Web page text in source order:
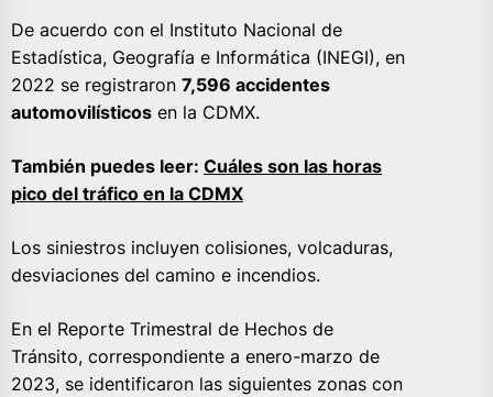
De acuerdo con el Instituto Nacional de
Estadística, Geografía e Informática (INEGI), en
2022 se registraron 7,596 accidentes
automovilísticos en la CDMX.
También puedes leer: Cuáles son las horas
pico del tráfico en la CDMX
Los siniestros incluyen colisiones, volcaduras,
desviaciones del camino e incendios.
En el Reporte Trimestral de Hechos de
Tránsito, correspondiente a enero-marzo de
2023, se identificaron las siguientes zonas con